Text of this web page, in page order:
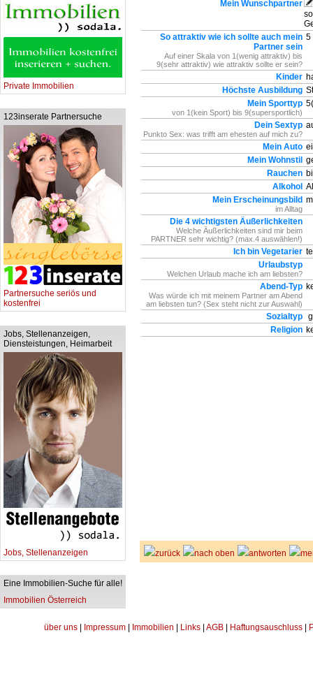
Private Immobilien
123inserate Partnersuche
Partnersuche seriös und
kostenfrei
Jobs, Stellenanzeigen,
Diensteistungen, Heimarbeit
Jobs, Stellenanzeigen
Eine Immobilien-Suche für alle!
Immobilien Österreich
Mein Wunschpartner
So attraktiv wie ich sollte auch mein
Partner sein
Auf einer Skala von 1(wenig attraktiv) bis
9(sehr attraktiv) wie attraktiv sollte er sein?
5
Kinder
Höchste Ausbildung
Mein Sporttyp
von 1(kein Sport) bis 9(supersportlich)
Dein Sextyp
Punkto Sex: was trifft am ehesten auf mich zu?
Mein Auto
Mein Wohnstil
Rauchen
Alkohol
Mein Erscheinungsbild
im Alltag
Die 4 wichtigsten Äußerlichkeiten
Welche Äußerlichkeiten sind mir beim
PARTNER sehr wichtig? (max.4 auswählen!)
Ich bin Vegetarier
Urlaubstyp
Welchen Urlaub mache ich am liebsten?
Abend-Typ
Was würde ich mit meinem Partner am Abend
am liebsten tun? (Sex steht nicht zur Auswahl)
Sozialtyp
Religion
zurück nach oben antworten
über uns Impressum Immobilien Links AGB Haftungsauschluss